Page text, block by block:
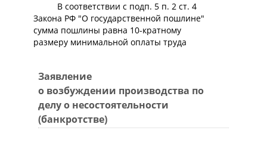
В соответствии с подп. 5 п. 2 ст. 4
Закона РФ "О государственной пошлине"
сумма пошлины равна 10-кратному
размеру минимальной оплаты труда
Заявление
о возбуждении производства по
делу о несостоятельности
(банкротстве)